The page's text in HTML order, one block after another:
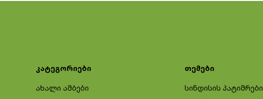
კატეგორიები
ახალი ამბები
თემები
სინდისის პატიმრები